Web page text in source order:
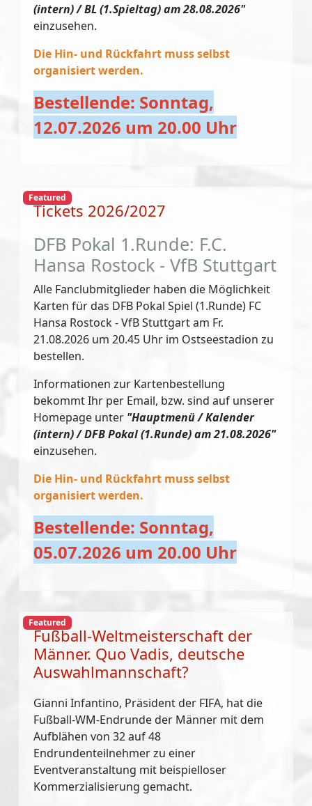
(intern) / BL (1.Spieltag) am 28.08.2026"
einzusehen.
Die Hin- und Rückfahrt muss selbst
organisiert werden.
Bestellende: Sonntag,
12.07.2026 um 20.00 Uhr
Featured
Tickets 2026/2027
DFB Pokal 1.Runde: F.C.
Hansa Rostock - VfB Stuttgart
Alle Fanclubmitglieder haben die Möglichkeit
Karten für das DFB Pokal Spiel (1.Runde) FC
Hansa Rostock - VfB Stuttgart am Fr.
21.08.2026 um 20.45 Uhr im Ostseestadion zu
bestellen.
Informationen zur Kartenbestellung
bekommt Ihr per Email, bzw. sind auf unserer
Homepage unter "Hauptmenü / Kalender
(intern) / DFB Pokal (1.Runde) am 21.08.2026"
einzusehen.
Die Hin- und Rückfahrt muss selbst
organisiert werden.
Bestellende: Sonntag,
05.07.2026 um 20.00 Uhr
Featured
Fußball-Weltmeisterschaft der
Männer. Quo Vadis, deutsche
Auswahlmannschaft?
Gianni Infantino, Präsident der FIFA, hat die
Fußball-WM-Endrunde der Männer mit dem
Aufblähen von 32 auf 48
Endrundenteilnehmer zu einer
Eventveranstaltung mit beispielloser
Kommerzialisierung gemacht.